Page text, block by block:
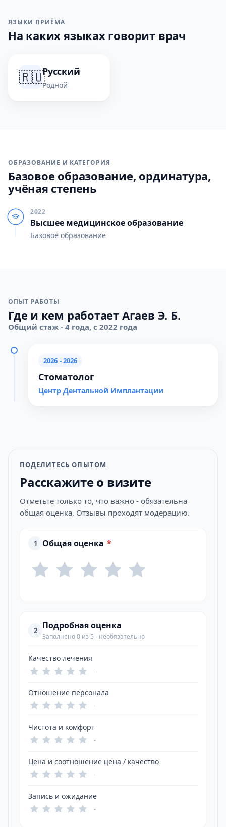
ЯЗЫКИ ПРИЁМА
На каких языках говорит врач
🇷🇺Русский
Родной
ОБРАЗОВАНИЕ И КАТЕГОРИЯ
Базовое образование, ординатура,
учёная степень
2022
Высшее медицинское образование
Базовое образование
ОПЫТ РАБОТЫ
Где и кем работает Агаев Э. Б.
Общий стаж - 4 года, с 2022 года
2026 - 2026
Стоматолог
Центр Дентальной Имплантации
ПОДЕЛИТЕСЬ ОПЫТОМ
Расскажите о визите
Отметьте только то, что важно - обязательна
общая оценка. Отзывы проходят модерацию.
1 Общая оценка *
2 Подробная оценка
Заполнено 0 из 5 - необязательно
Качество лечения
-
Отношение персонала
-
Чистота и комфорт
-
Цена и соотношение цена / качество
-
Запись и ожидание
-